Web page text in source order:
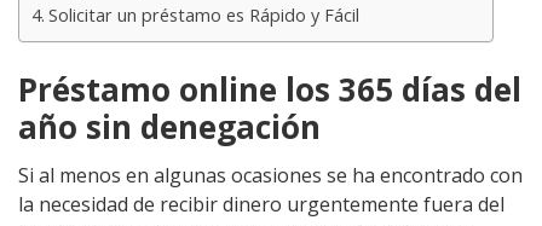
Solicitar un préstamo es Rápido y Fácil
Préstamo online los 365 días del
año sin denegación
Si al menos en algunas ocasiones se ha encontrado con
la necesidad de recibir dinero urgentemente fuera del